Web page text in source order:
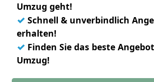
Umzug geht!
✓ Schnell & unverbindlich
erhalten!
✓ Finden Sie das beste
Umzug!